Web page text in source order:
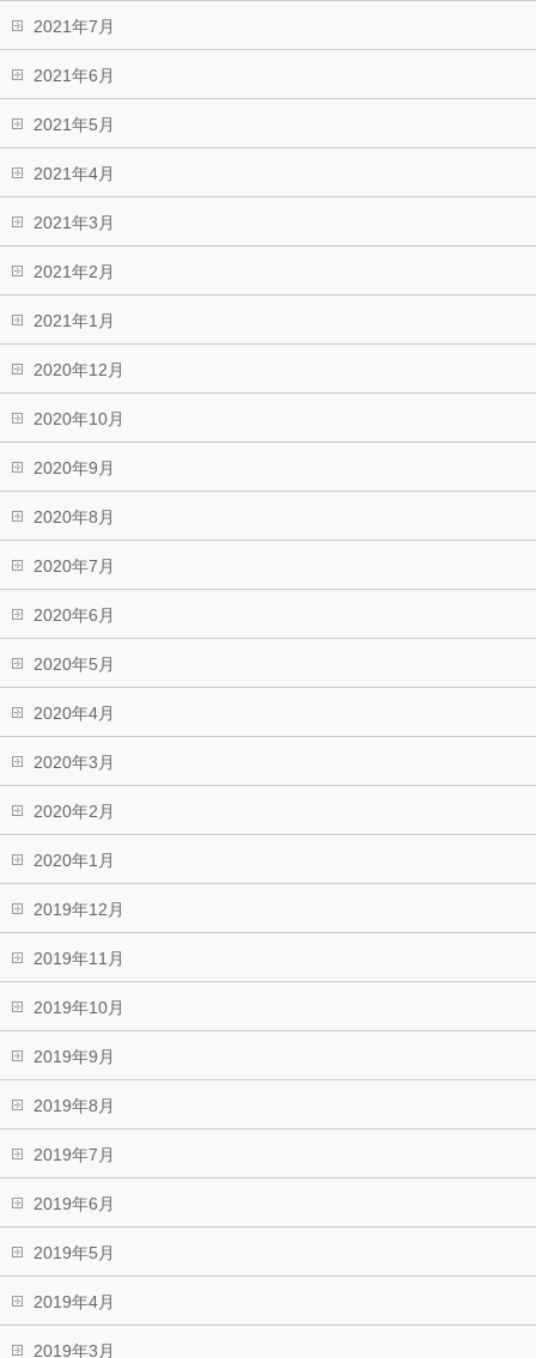
2021年7月
2021年6月
2021年5月
2021年4月
2021年3月
2021年2月
2021年1月
2020年12月
2020年10月
2020年9月
2020年8月
2020年7月
2020年6月
2020年5月
2020年4月
2020年3月
2020年2月
2020年1月
2019年12月
2019年11月
2019年10月
2019年9月
2019年8月
2019年7月
2019年6月
2019年5月
2019年4月
2019年3月